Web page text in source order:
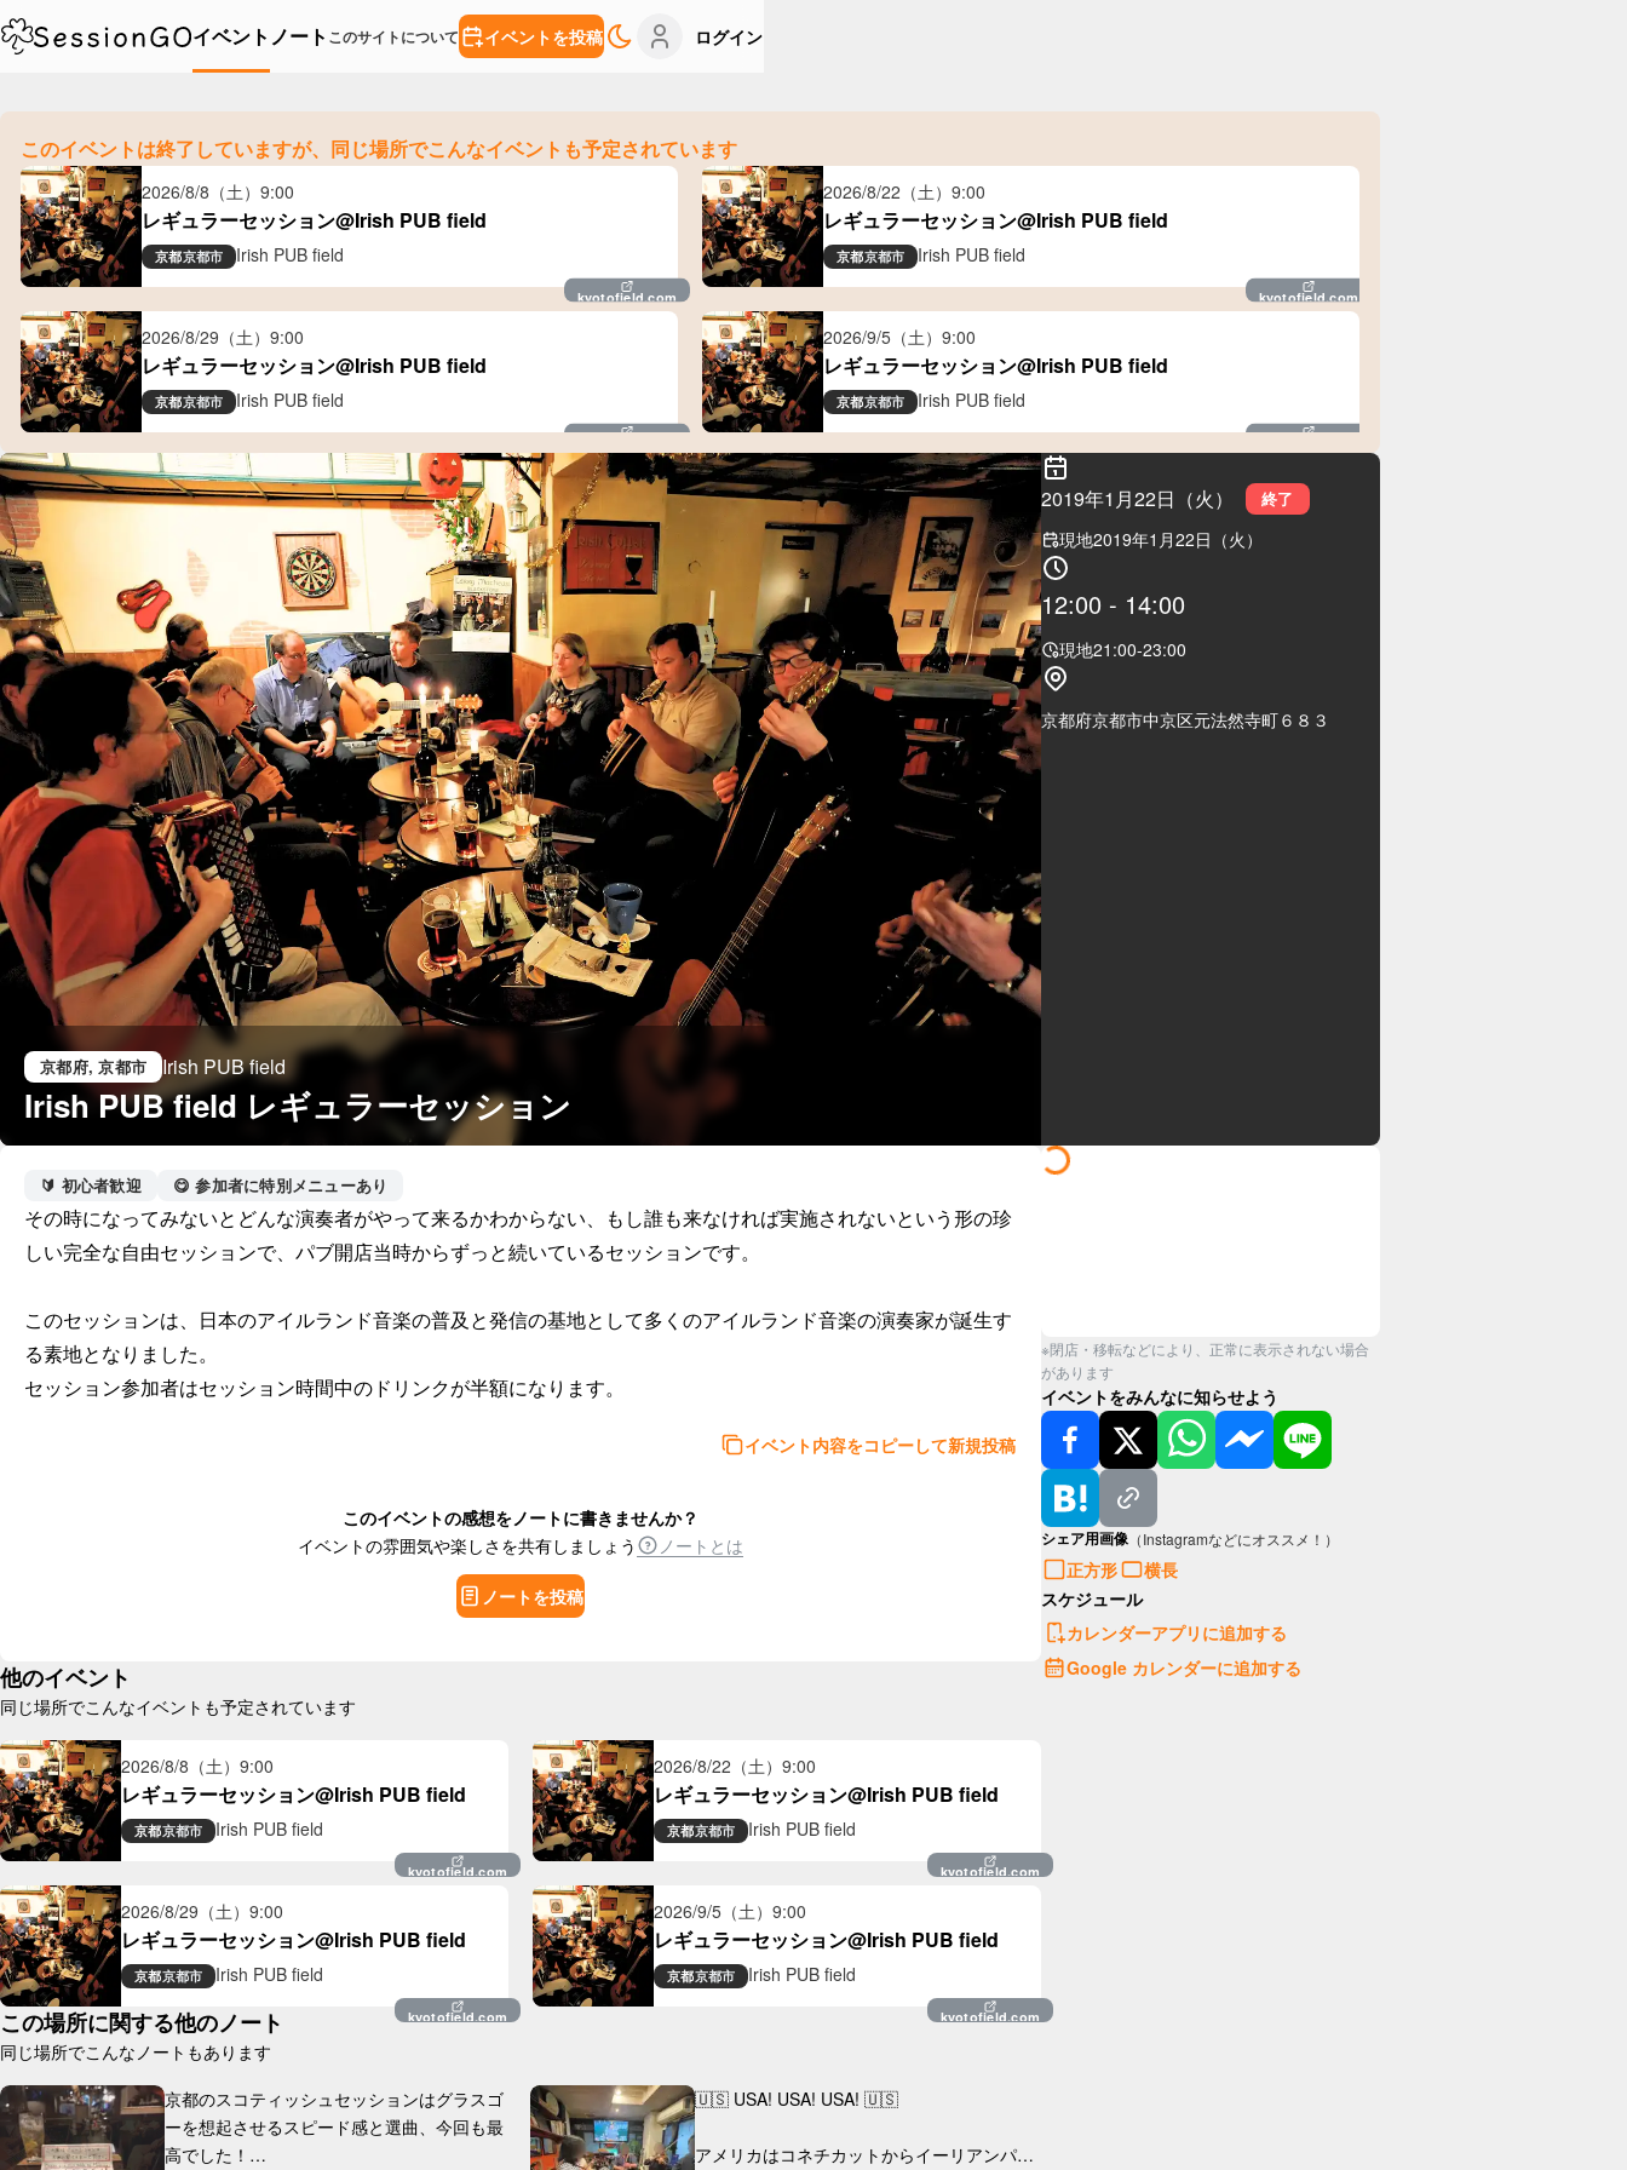
イベント ノート このサイトについて イベントを投稿 ログイン
このイベントは終了していますが、 同じ場所でこんなイベントも予定されています
2026/8/8（土） 9:00
レギュラーセッション@Irish PUB field
京都京都市 Irish PUB field
kyotofield.com
2026/8/22（土） 9:00
レギュラーセッション@Irish PUB field
京都京都市 Irish PUB field
kyotofield.com
2026/8/29（土） 9:00
レギュラーセッション@Irish PUB field
京都京都市 Irish PUB field
2026/9/5（土） 9:00
レギュラーセッション@Irish PUB field
京都京都市 Irish PUB field
京都府, 京都市 Irish PUB field
Irish PUB field レギュラーセッション
2019年1月22日（火） 終了
現地2019年1月22日（火）
12:00 - 14:00
現地21:00-23:00
京都府京都市中京区元法然寺町６８３
🔰 初心者歓迎 😋 参加者に特別メニューあり
その時になってみないとどんな演奏者がやって来るかわからない、もし誰も来なければ実施されないという形の珍
しい完全な自由セッションで、パブ開店当時からずっと続いているセッションです。
このセッションは、日本のアイルランド音楽の普及と発信の基地として多くのアイルランド音楽の演奏家が誕生す
る素地となりました。
セッション参加者はセッション時間中のドリンクが半額になります。
イベント内容をコピーして新規投稿
このイベントの感想をノートに書きませんか？
イベントの雰囲気や楽しさを共有しましょう
ノートとは
ノートを投稿
他のイベント
同じ場所でこんなイベントも予定されています
2026/8/8（土） 9:00
レギュラーセッション@Irish PUB field
京都京都市 Irish PUB field
kyotofield.com
2026/8/22（土） 9:00
レギュラーセッション@Irish PUB field
京都京都市 Irish PUB field
kyotofield.com
2026/8/29（土） 9:00
レギュラーセッション@Irish PUB field
京都京都市 Irish PUB field
kyotofield.com
2026/9/5（土） 9:00
レギュラーセッション@Irish PUB field
京都京都市 Irish PUB field
kyotofield.com
この場所に関する他のノート
同じ場所でこんなノートもあります
京都のスコティッシュセッションはグラスゴ
ーを想起させるスピード感と選曲、今回も最
高でした！
🇺🇸 USA! USA! USA! 🇺🇸
アメリカはコネチカットからイーリアンパイ
※閉店・移転などにより、正常に表示されない場合
があります
イベントをみんなに知らせよう
シェア用画像 （Instagramなどにオススメ！）
正方形
横長
スケジュール
カレンダーアプリに追加する
Google カレンダーに追加する